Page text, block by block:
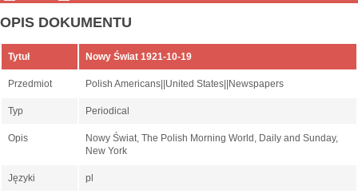
OPIS DOKUMENTU
Tytuł Nowy Świat 1921-10-19
Przedmiot Polish Americans||United States||Newspapers
Typ Periodical
Opis
Nowy Świat, The Polish Morning World, Daily and Sunday,
New York
Języki pl